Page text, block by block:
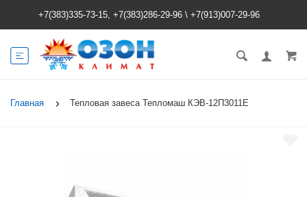
+7(383)335-73-15, +7(383)286-29-96 \ +7(913)007-29-96
Главная Тепловая завеса Тепломаш КЭВ-12П3011E